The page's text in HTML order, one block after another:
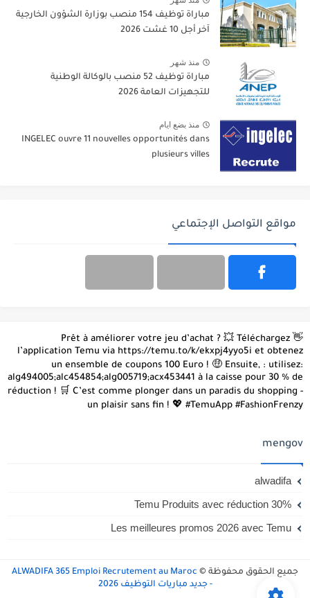
مباراة توظيف 154 منصب بوزارة الشؤون الخارجية
آخر أجل 10 غشت 2026
منذ شهر
مباراة توظيف 52 منصب بالوكالة الوطنية
للتجهيزات العامة 2026
منذ بضع ايام
INGELEC ouvre 11 nouvelles opportunités dans
plusieurs villes
مواقع التواصل الإجتماعي
👋 Prêt à améliorer votre jeu d’achat ? 💥 Téléchargez
l’application Temu via https://temu.to/k/ekxpj4yyo5i et obtenez
un ensemble de coupons 100 Euro ! 🤑 Ensuite, : utilisez:
alg494005;alc454854;alg005719;acx453441 à la caisse pour 30 % de
réduction ! 🛒 C’est comme plonger dans un paradis du shopping -
un plaisir sans fin ! 💖 #TemuApp #FashionFrenzy
mengov
alwadifa
Temu Produits avec réduction 30%
Les meilleures promos 2026 avec Temu
جميع الحقوق محفوظة © ALWADIFA 365 Emploi Recrutement au Maroc
- جديد مباريات التوظيف 2026